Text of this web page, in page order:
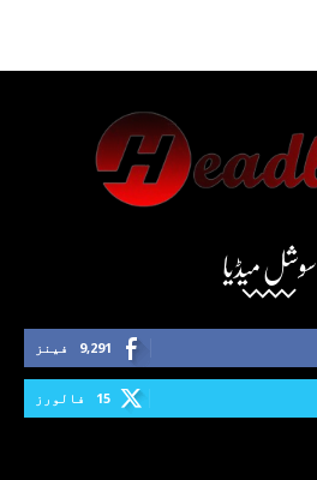
سوشل میڈیا
9,291 فینز
15 فالورز